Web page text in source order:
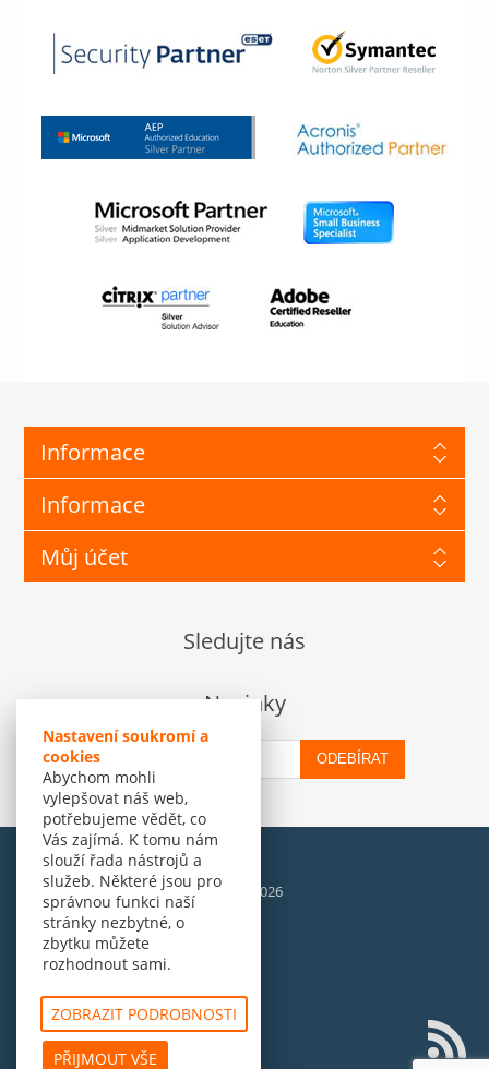
Nastavení soukromí a
cookies
Abychom mohli
vylepšovat náš web,
potřebujeme vědět, co
Vás zajímá. K tomu nám
slouží řada nástrojů a
služeb. Některé jsou pro
správnou funkci naší
stránky nezbytné, o
zbytku můžete
rozhodnout sami.
ZOBRAZIT PODROBNOSTI
PŘIJMOUT VŠE
Informace
Informace
Můj účet
Sledujte nás
Novinky
ODEBÍRAT
© Amenit Software Solutions, 1998 - 2026
Powered bynopCommerce